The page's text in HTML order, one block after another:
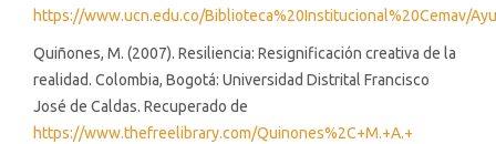
https://www.ucn.edu.co/Biblioteca%20Institucional%20Cemav/
Quiñones, M. (2007). Resiliencia: Resignificación creativa de la
realidad. Colombia, Bogotá: Universidad Distrital Francisco
José de Caldas. Recuperado de
https://www.thefreelibrary.com/Quinones%2C+M.+A.+